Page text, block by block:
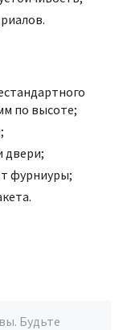
по высоте;
двери;
фурниуры;
Будьте